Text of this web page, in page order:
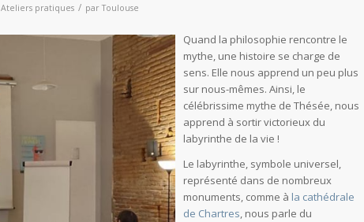
Ateliers pratiques / parToulouse
Quand la philosophie rencontre le
mythe, une histoire se charge de
sens. Elle nous apprend un peu plus
sur nous-mêmes. Ainsi, le
célébrissime mythe de Thésée, nous
apprend à sortir victorieux du
labyrinthe de la vie !
Le labyrinthe, symbole universel,
représenté dans de nombreux
monuments, comme à la cathédrale
de Chartres, nous parle du